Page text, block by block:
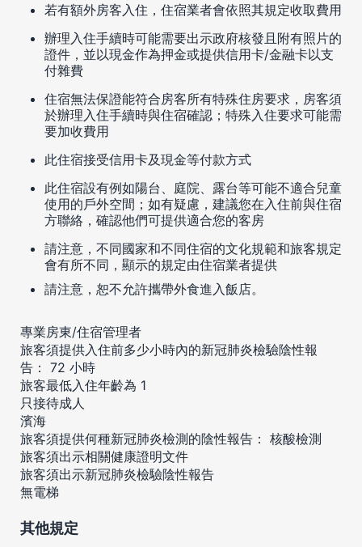
若有額外房客入住，住宿業者會依照其規定收取費用
辦理入住手續時可能需要出示政府核發且附有照片的
證件，並以現金作為押金或提供信用卡/金融卡以支
付雜費
住宿無法保證能符合房客所有特殊住房要求，房客須
於辦理入住手續時與住宿確認；特殊入住要求可能需
要加收費用
此住宿接受信用卡及現金等付款方式
此住宿設有例如陽台、庭院、露台等可能不適合兒童
使用的戶外空間；如有疑慮，建議您在入住前與住宿
方聯絡，確認他們可提供適合您的客房
請注意，不同國家和不同住宿的文化規範和旅客規定
會有所不同，顯示的規定由住宿業者提供
請注意，恕不允許攜帶外食進入飯店。
專業房東/住宿管理者
旅客須提供入住前多少小時內的新冠肺炎檢驗陰性報
告： 72 小時
旅客最低入住年齡為 1
只接待成人
濱海
旅客須提供何種新冠肺炎檢測的陰性報告： 核酸檢測
旅客須出示相關健康證明文件
旅客須出示新冠肺炎檢驗陰性報告
無電梯
其他規定